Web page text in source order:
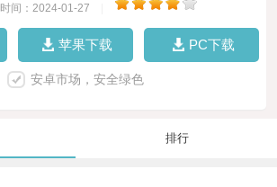
时间：2024-01-27
苹果下载 PC下载
安卓市场，安全绿色
排行